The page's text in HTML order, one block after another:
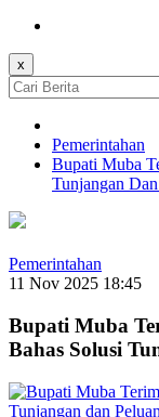
x
Pemerintahan
Bupati Muba
Tunjangan
Pemerintahan
11 Nov 2025 18:45
Bupati Muba
Bahas Solusi